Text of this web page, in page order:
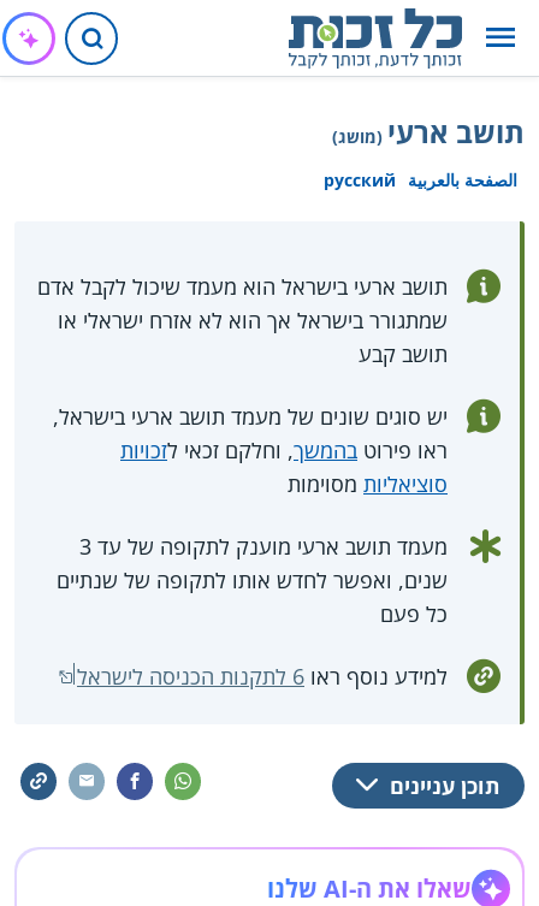
תושב ארעי (מושג)
الصفحة بالعربية
русский
תושב ארעי בישראל הוא מעמד שיכול לקבל אדם
שמתגורר בישראל אך הוא לא אזרח ישראלי או
תושב קבע
יש סוגים שונים של מעמד תושב ארעי בישראל,
ראו פירוט בהמשך, וחלקם זכאי לזכויות
סוציאליות מסוימות
מעמד תושב ארעי מוענק לתקופה של עד 3
שנים, ואפשר לחדש אותו לתקופה של שנתיים
כל פעם
למידע נוסף ראו 6 לתקנות הכניסה לישראל
תוכן עניינים
שאלו את ה-AI שלנו